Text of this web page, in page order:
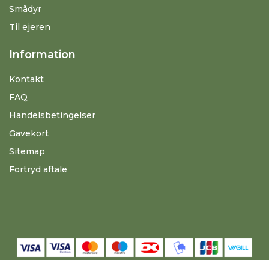
Smådyr
Til ejeren
Information
Kontakt
FAQ
Handelsbetingelser
Gavekort
Sitemap
Fortryd aftale